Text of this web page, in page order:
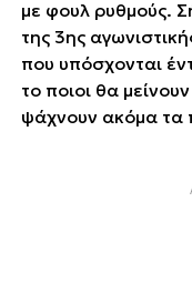
με φουλ ρυθμούς.
της 3ης
που υπόσχονται
το ποιοι θα
ψάχνουν ακόμα τα